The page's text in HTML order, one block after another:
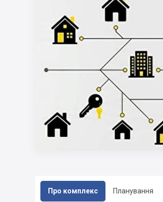
Про комплекс Планування